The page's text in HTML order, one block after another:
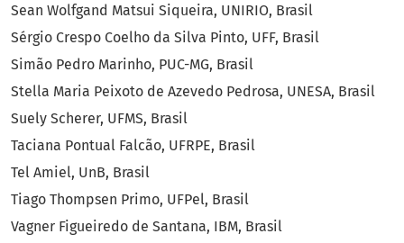
Sean Wolfgand Matsui Siqueira, UNIRIO, Brasil
Sérgio Crespo Coelho da Silva Pinto, UFF, Brasil
Simão Pedro Marinho, PUC-MG, Brasil
Stella Maria Peixoto de Azevedo Pedrosa, UNESA, Brasil
Suely Scherer, UFMS, Brasil
Taciana Pontual Falcão, UFRPE, Brasil
Tel Amiel, UnB, Brasil
Tiago Thompsen Primo, UFPel, Brasil
Vagner Figueiredo de Santana, IBM, Brasil